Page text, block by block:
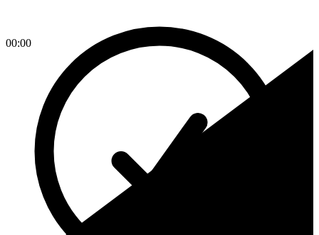
00:00